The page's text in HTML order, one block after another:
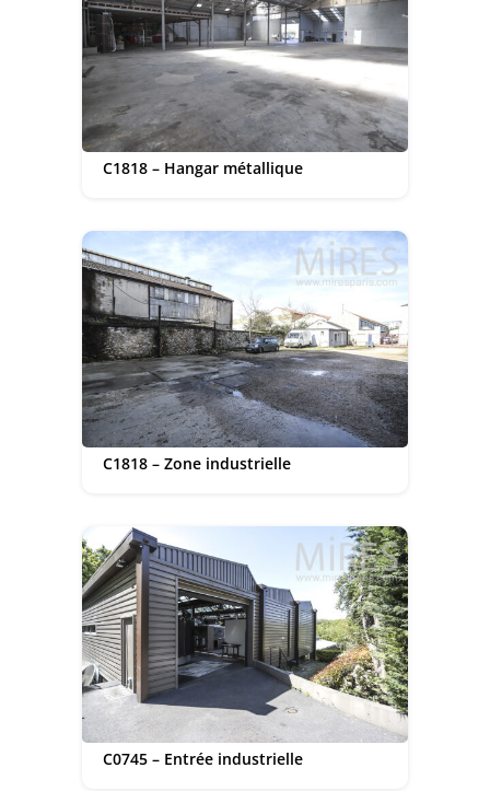
C1818 – Hangar métallique
C1818 – Zone industrielle
C0745 – Entrée industrielle